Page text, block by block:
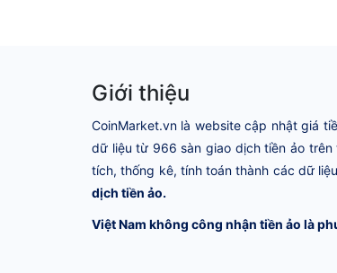
Giới thiệu
CoinMarket.vn là website cập nhật giá
dữ liệu từ 966 sàn giao dịch tiền ảo
tích, thống kê, tính toán thành các dữ
dịch tiền ảo.
Việt Nam không công nhận tiền ảo là